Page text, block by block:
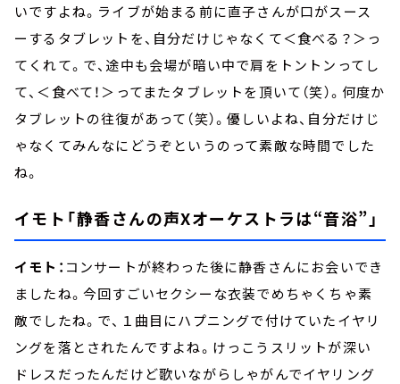
いですよね。ライブが始まる前に直子さんが口がスース
ーするタブレットを、自分だけじゃなくて＜食べる？＞っ
てくれて。で、途中も会場が暗い中で肩をトントンってし
て、＜食べて！＞ってまたタブレットを頂いて（笑）。何度か
タブレットの往復があって（笑）。優しいよね、自分だけじ
ゃなくてみんなにどうぞというのって素敵な時間でした
ね。
イモト「静香さんの声Xオーケストラは“音浴”」
イモト： コンサートが終わった後に静香さんにお会いでき
ましたね。今回すごいセクシーな衣装でめちゃくちゃ素
敵でしたね。で、１曲目にハプニングで付けていたイヤリ
ングを落とされたんですよね。けっこうスリットが深い
ドレスだったんだけど歌いながらしゃがんでイヤリング